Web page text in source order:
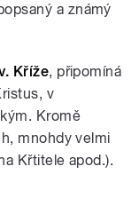
a známý
Kříže, připomíná
v
Kromě
mnohdy velmi
Křtitele apod.).